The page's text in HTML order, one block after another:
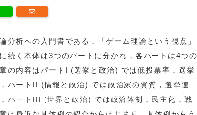
分析への入門書である．「ゲーム理論という視点」
続く本体は3つのパートに分かれ，各パートは4つの
の内容はパートI (選挙と政治) では低投票率，選挙
パートII (情報と政治) では政治家の資質，選挙運
パートIII (世界と政治) では政治体制，民主化，戦